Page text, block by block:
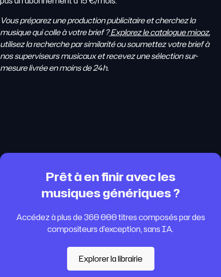
Vous préparez une production publicitaire et cherchez la
musique qui colle à votre brief ?Explorez le catalogue miooz,
utilisez la recherche par similarité ou soumettez votre brief à
nos superviseurs musicaux et recevez une sélection sur-
mesure livrée en moins de 24h.
Prêt à en finir avec les
musiques génériques ?
Accédez à plus de 360 000 titres composés par des
compositeurs d’exception, sans IA.
Explorer la librairie